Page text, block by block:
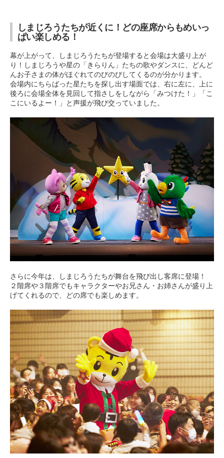
しまじろうたちが近くに！どの座席からもめいっ
ぱい楽しめる！
幕が上がって、しまじろうたちが登場すると会場は大盛り上が
り！しまじろうや星の「きらりん」たちの歌やダンスに、どんど
んお子さまの体がほぐれてのびのびしてくるのが分かります。
会場内にちらばった星たちを探し出す場面では、右に左に、上に
後ろに会場全体を見回して指さしをしながら「みつけた！」「こ
こにいるよー！」と声援が飛び交っていました。
さらに今年は、しまじろうたちが舞台を飛び出し客席に登場！
２階席や３階席でもキャラクターやお兄さん・お姉さんが盛り上
げてくれるので、どの席でも楽しめます。